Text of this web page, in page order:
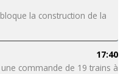
la construction de la
17:40
commande de 19 trains à